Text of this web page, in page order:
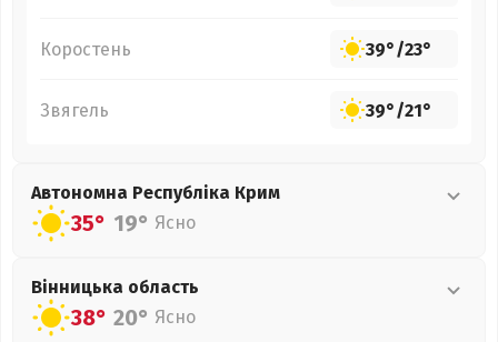
Коростень 39°/23°
Звягель 39°/21°
Автономна Республіка Крим
35° 19° Ясно
Вінницька область
38° 20° Ясно